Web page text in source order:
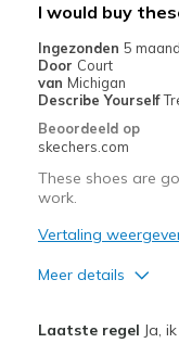
I would buy
Ingezonden 5
Door Court
van Michigan
Describe Yourself
Beoordeeld op
skechers.com
These shoes are
work.
Vertaling
Meer details
Laatste regel Ja,